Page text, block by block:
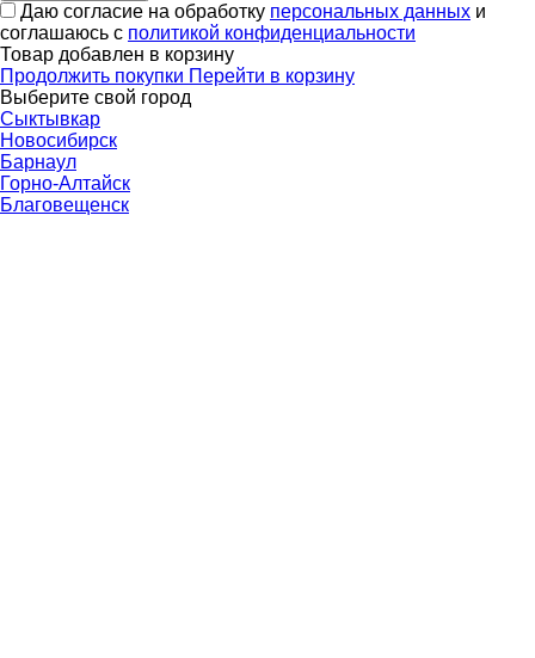
Даю согласие на обработку персональных данных и
соглашаюсь с политикой конфиденциальности
Товар добавлен в корзину
Продолжить покупки Перейти в корзину
Выберите свой город
Сыктывкар
Новосибирск
Барнаул
Горно-Алтайск
Благовещенск